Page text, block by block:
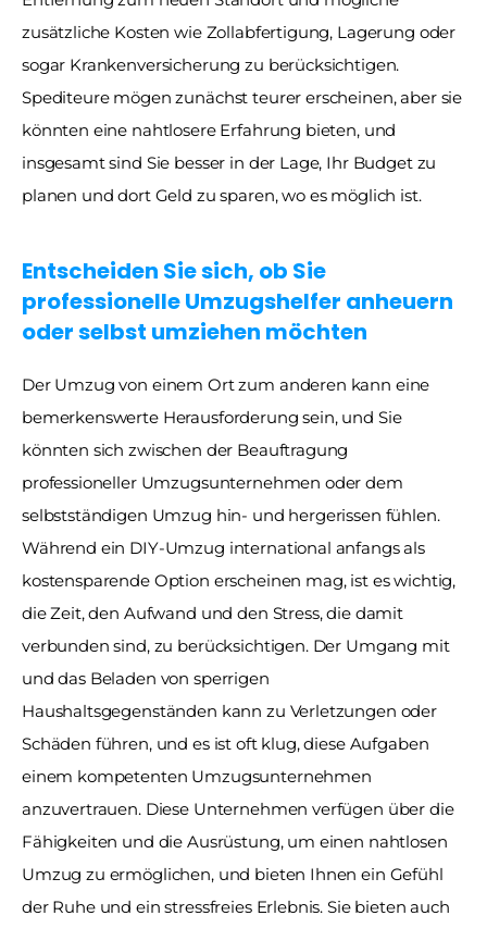
zusätzliche Kosten wie Zollabfertigung, Lagerung oder
sogar Krankenversicherung zu berücksichtigen.
Spediteure mögen zunächst teurer erscheinen, aber sie
könnten eine nahtlosere Erfahrung bieten, und
insgesamt sind Sie besser in der Lage, Ihr Budget zu
planen und dort Geld zu sparen, wo es möglich ist.
Entscheiden Sie sich, ob Sie
professionelle Umzugshelfer anheuern
oder selbst umziehen möchten
Der Umzug von einem Ort zum anderen kann eine
bemerkenswerte Herausforderung sein, und Sie
könnten sich zwischen der Beauftragung
professioneller Umzugsunternehmen oder dem
selbstständigen Umzug hin- und hergerissen fühlen.
Während ein DIY-Umzug international anfangs als
kostensparende Option erscheinen mag, ist es wichtig,
die Zeit, den Aufwand und den Stress, die damit
verbunden sind, zu berücksichtigen. Der Umgang mit
und das Beladen von sperrigen
Haushaltsgegenständen kann zu Verletzungen oder
Schäden führen, und es ist oft klug, diese Aufgaben
einem kompetenten Umzugsunternehmen
anzuvertrauen. Diese Unternehmen verfügen über die
Fähigkeiten und die Ausrüstung, um einen nahtlosen
Umzug zu ermöglichen, und bieten Ihnen ein Gefühl
der Ruhe und ein stressfreies Erlebnis. Sie bieten auch